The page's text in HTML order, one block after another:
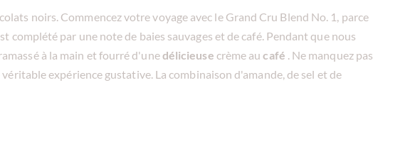
noirs. Commencez votre voyage avec le Grand Cru Blend No. 1, parce
complété par une note de baies sauvages et de café. Pendant que nous
à la main et fourré d'unedélicieuse crème aucafé . Ne manquez pas
expérience gustative. La combinaison d'amande, de sel et de